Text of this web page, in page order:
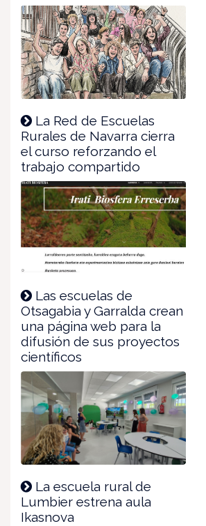
La Red de Escuelas
Rurales de Navarra cierra
el curso reforzando el
trabajo compartido
Las escuelas de
Otsagabia y Garralda crean
una página web para la
difusión de sus proyectos
científicos
La escuela rural de
Lumbier estrena aula
Ikasnova